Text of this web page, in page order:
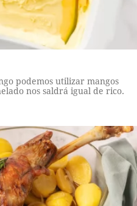
podemos utilizar mangos
nos saldrá igual de rico.